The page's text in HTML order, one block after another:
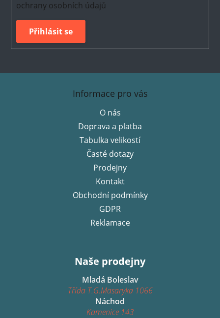
ochrany osobních údajů
Přihlásit se
Z
Informace pro vás
O nás
Doprava a platba
Tabulka velikostí
Časté dotazy
Prodejny
Kontakt
Obchodní podmínky
GDPR
Reklamace
Naše prodejny
Mladá Boleslav
Třída T.G.Masaryka 1066
Náchod
Kamenice 143